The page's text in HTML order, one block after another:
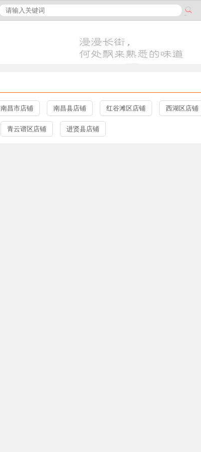
南昌市店铺 南昌县店铺 红谷滩区店铺 西湖区店铺
青云谱区店铺 进贤县店铺